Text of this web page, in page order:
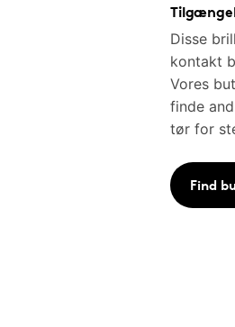
Disse
kontakt
Vores
finde
tør for
Find